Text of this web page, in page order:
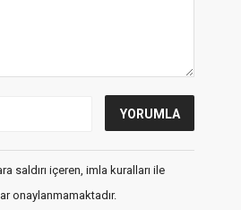
saldırı içeren, imla kuralları ile
onaylanmamaktadır.